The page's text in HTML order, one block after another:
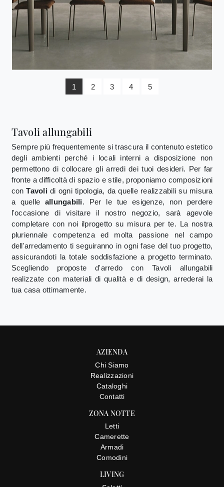
1 2 3 4 5
Tavoli allungabili
Sempre più frequentemente si trascura il contenuto estetico
degli ambienti perché i locali interni a disposizione non
permettono di collocare gli arredi dei tuoi desideri. Per far
fronte a difficoltà di spazio e stile, proponiamo composizioni
conTavolidi ogni tipologia, da quelle realizzabili su misura
a quelle allungabili. Per le tue esigenze, non perdere
l'occasione di visitare il nostro negozio, sarà agevole
completare con noi ilprogetto su misura per te. La nostra
pluriennale competenza ed molta passione nel campo
dell'arredamento ti seguiranno in ogni fase del tuo progetto,
assicurandoti la totale soddisfazione a progetto terminato.
Scegliendo proposte d'arredo con Tavoli allungabili
realizzate con materiali di qualità e di design, arrederai la
tua casa ottimamente.
LIVING
ZONA NOTTE
Letti
Camerette
Armadi
Comodini
AZIENDA
Chi Siamo
Realizzazioni
Cataloghi
Contatti